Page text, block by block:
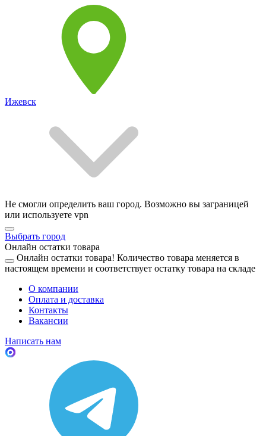
Ижевск
Не смогли определить ваш город. Возможно вы заграницей
или используете vpn
Выбрать город
Онлайн остатки товара
Онлайн остатки товара! Количество товара меняется в
настоящем времени и соответствует остатку товара на складе
О компании
Оплата и доставка
Контакты
Вакансии
Написать нам